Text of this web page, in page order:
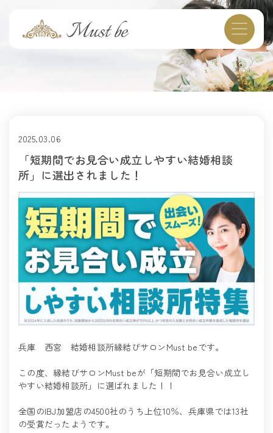
2025.03.06
「短期間でお見合い成立しやすい結婚相談
所」に選出されました！
兵庫 西宮 結婚相談所縁結びサロンMust beです。
この度、縁結びサロンMust beが「短期間でお見合い成立し
やすい結婚相談所」に選ばれました！！
全国のIBJ加盟店の4500社のうち上位10％、兵庫県では13社
の受賞だったようです。